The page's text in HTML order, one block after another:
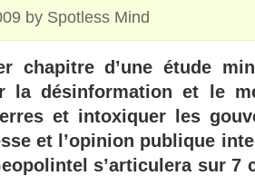
by Spotless Mind
chapitre d’une étude
la désinformation et le
et intoxiquer les
et l’opinion publique
s’articulera sur 7